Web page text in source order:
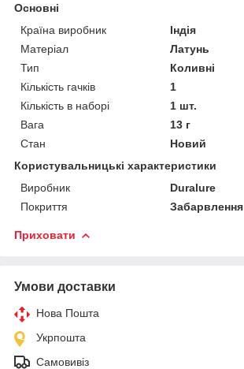
Основні
Країна виробник
Індія
Матеріал
Латунь
Тип
Коливні
Кількість гачків
1
Кількість в наборі
1 шт.
Вага
13 г
Стан
Новий
Користувальницькі характеристики
Виробник
Duralure
Покриття
Забарвлення
Приховати
Умови доставки
Нова Пошта
Укрпошта
Самовивіз